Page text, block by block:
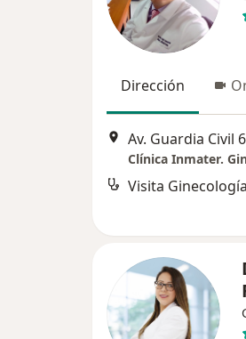
Dirección
Av. Guardia Civil
Clínica Inmater.
Visita